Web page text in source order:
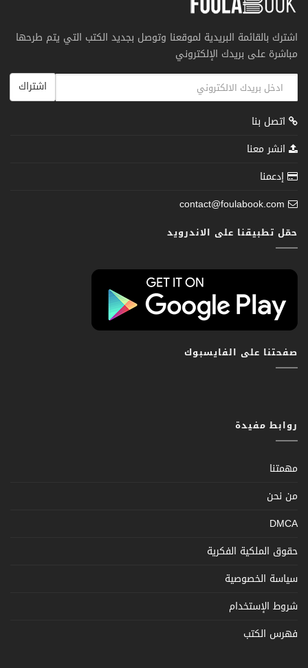
اشترك بالقائمة البريدية لموقعنا وتوصل بجديد الكتب التي يتم طرحها
مباشرة على بريدك الإلكتروني
اشتراك
اتصل بنا
انشر معنا
إدعمنا
contact@foulabook.com
حمّل تطبيقنا على الاندرويد
صفحتنا على الفايسبوك
روابط مفيدة
مهمتنا
من نحن
DMCA
حقوق الملكية الفكرية
سياسة الخصوصية
شروط الإستخدام
فهرس الكتب